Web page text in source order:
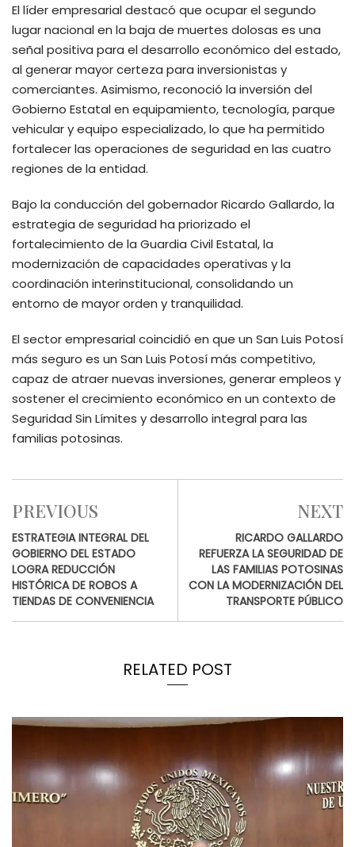
El líder empresarial destacó que ocupar el segundo
lugar nacional en la baja de muertes dolosas es una
señal positiva para el desarrollo económico del estado,
al generar mayor certeza para inversionistas y
comerciantes. Asimismo, reconoció la inversión del
Gobierno Estatal en equipamiento, tecnología, parque
vehicular y equipo especializado, lo que ha permitido
fortalecer las operaciones de seguridad en las cuatro
regiones de la entidad.
Bajo la conducción del gobernador Ricardo Gallardo, la
estrategia de seguridad ha priorizado el
fortalecimiento de la Guardia Civil Estatal, la
modernización de capacidades operativas y la
coordinación interinstitucional, consolidando un
entorno de mayor orden y tranquilidad.
El sector empresarial coincidió en que un San Luis Potosí
más seguro es un San Luis Potosí más competitivo,
capaz de atraer nuevas inversiones, generar empleos y
sostener el crecimiento económico en un contexto de
Seguridad Sin Límites y desarrollo integral para las
familias potosinas.
PREVIOUS
ESTRATEGIA INTEGRAL DEL
GOBIERNO DEL ESTADO
LOGRA REDUCCIÓN
HISTÓRICA DE ROBOS A
TIENDAS DE CONVENIENCIA
NEXT
RICARDO GALLARDO
REFUERZA LA SEGURIDAD DE
LAS FAMILIAS POTOSINAS
CON LA MODERNIZACIÓN DEL
TRANSPORTE PÚBLICO
RELATED POST